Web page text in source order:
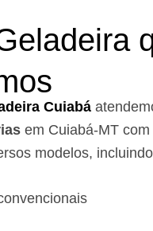
Cuiabá
em Cuiabá-MT
modelos,